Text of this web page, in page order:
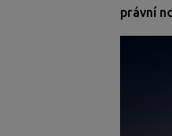
právní